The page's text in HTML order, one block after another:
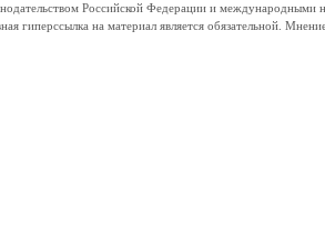
Российской Федерации и международными
гиперссылка на материал является обязательной.